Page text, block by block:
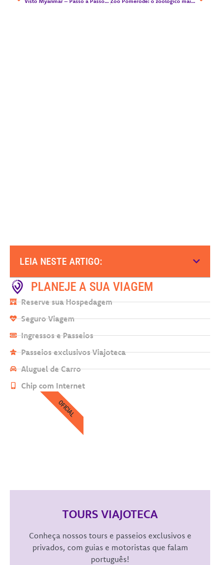
LEIA NESTE ARTIGO:
PLANEJE A SUA VIAGEM
Reserve sua Hospedagem
Seguro Viagem
Ingressos e Passeios
Passeios exclusivos Viajoteca
Aluguel de Carro
Chip com Internet
TOURS VIAJOTECA
Conheça nossos tours e passeios exclusivos e
privados, com guias e motoristas que falam
português!
OFICIAL